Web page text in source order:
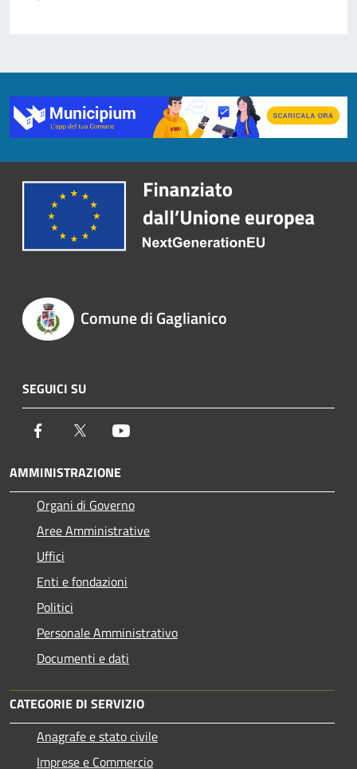
Comune di Gaglianico
SEGUICI SU
Facebook Twitter
AMMINISTRAZIONE
Organi di Governo
Aree Amministrative
Uffici
Enti e fondazioni
Politici
Personale Amministrativo
Documenti e dati
CATEGORIE DI SERVIZIO
Anagrafe e stato civile
Imprese e Commercio